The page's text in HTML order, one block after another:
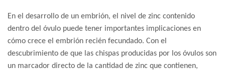
En el desarrollo de un embrión, el nivel de zinc contenido
dentro del óvulo puede tener importantes implicaciones en
cómo crece el embrión recién fecundado. Con el
descubrimiento de que las chispas producidas por los óvulos son
un marcador directo de la cantidad de zinc que contienen,